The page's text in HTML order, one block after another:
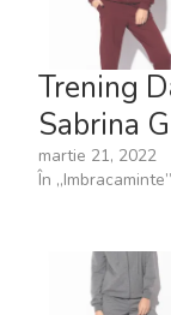
Trening
Sabrina
martie 21, 2022
În „Imbracaminte”